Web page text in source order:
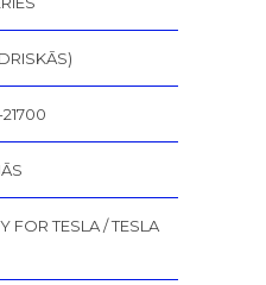
FOR TESLA / TESLA